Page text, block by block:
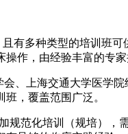
有多种类型的培训班
作，由经验丰富的专
会、上海交通大学医学
，覆盖范围广泛。
规范化培训（规培）